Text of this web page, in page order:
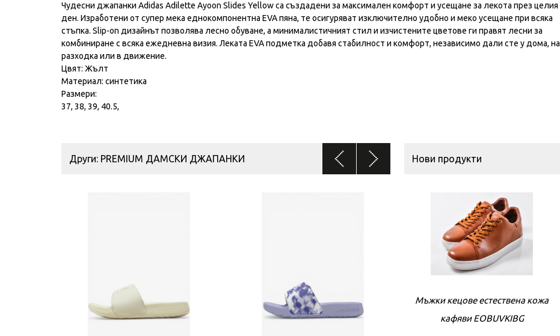
Чудесни джапанки Аdidas Adilette Ayoon Slides Yellow са създадени за максимален комфорт и усещане за лекота през целия
ден. Изработени от супер мека еднокомпонентна EVA пяна, те осигуряват изключително удобно и меко усещане при всяка
стъпка. Slip-on дизайнът позволява лесно обуване, а минималистичният стил и изчистените цветове ги правят лесни за
комбиниране с всяка ежедневна визия. Леката EVA подметка добавя стабилност и комфорт, независимо дали сте у дома, на
разходка или в движение.
Цвят: Жълт
Материал: синтетика
Размери:
37, 38, 39, 40.5,
Други: PREMIUM ДАМСКИ ДЖАПАНКИ Нови продукти
Мъжки кецове естествена кожа
кафяви EOBUVKIBG